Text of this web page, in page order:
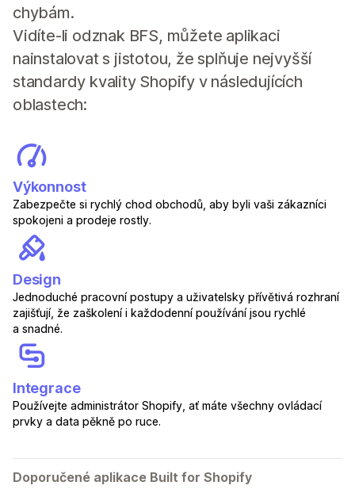
chybám.
Vidíte-li odznak BFS, můžete aplikaci
nainstalovat s jistotou, že splňuje nejvyšší
standardy kvality Shopify v následujících
oblastech:
Výkonnost
Zabezpečte si rychlý chod obchodů, aby byli vaši zákazníci
spokojeni a prodeje rostly.
Design
Jednoduché pracovní postupy a uživatelsky přívětivá rozhraní
zajišťují, že zaškolení i každodenní používání jsou rychlé
a snadné.
Integrace
Používejte administrátor Shopify, ať máte všechny ovládací
prvky a data pěkně po ruce.
Doporučené aplikace Built for Shopify